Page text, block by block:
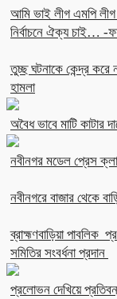
আমি ভাই লীগ এমপি লীগ
নির্বাচনে ঐক্য চাই… -
তুচ্ছ ঘটনাকে কেন্দ্র করে
হামলা
অবৈধ ভাবে মাটি কাটার
নবীনগর মডেল প্রেস
নবীনগরে বাজার থেকে
ব্রাহ্মণবাড়িয়া
সমিতির সংবর্ধনা প্রদান
প্রলোভন দেখিয়ে